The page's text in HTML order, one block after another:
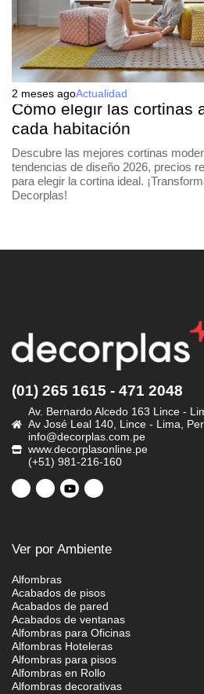
2 meses agoActualidad
Cómo elegir las cortinas
cada habitación
Descubre las mejores cortinas
tendencias de diseño 2026, precios
para elegir la cortina ideal.
Decorplas!
(01) 265 1615 - 471 2048
Av. Bernardo Alcedo 163 Lince -
Av José Leal 140, Lince - Lima,
info@decorplas.com.pe
www.decorplasonline.pe
(+51) 981-216-160
Ver por Ambiente
Alfombras
Acabados de pisos
Acabados de pared
Acabados de ventanas
Alfombras para Oficinas
Alfombras Hoteleras
Alfombras para pisos
Alfombras en Rollo
Alfombras decorativas